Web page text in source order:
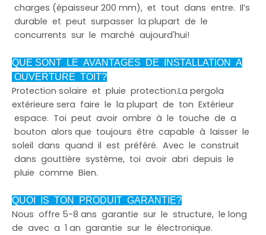
charges (épaisseur 200 mm), et tout dans entre. Il’s
durable et peut surpasser la plupart de le
concurrents sur le marché aujourd'hui!
QUE SONT LE AVANTAGES DE INSTALLATION A
OUVERTURE TOIT?
Protection solaire et pluie protection.La pergola
extérieure sera faire le la plupart de ton Extérieur
espace. Toi peut avoir ombre à le touche de a
bouton alors que toujours être capable à laisser le
soleil dans quand il est préféré. Avec le construit
dans gouttière système, toi avoir abri depuis le
pluie comme Bien.
QUOI IS TON PRODUIT GARANTIE?
Nous offre 5-8 ans garantie sur le structure, le long
de avec a 1 an garantie sur le électronique.